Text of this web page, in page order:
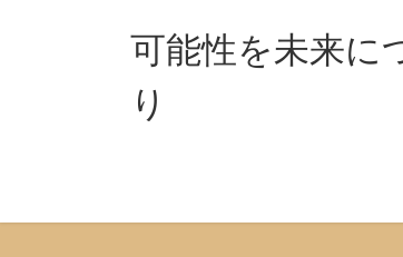
ッ
移
可能性を未来に
り 「コ